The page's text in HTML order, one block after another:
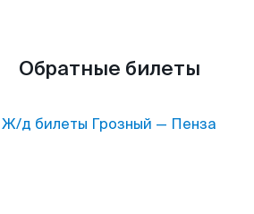
Обратные билеты
Ж/д билеты Грозный — Пенза